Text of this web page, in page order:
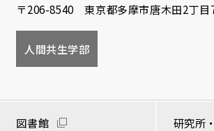
〒206-8540 東京都多摩市唐木田2丁目
人間共生学部
図書館 研究所